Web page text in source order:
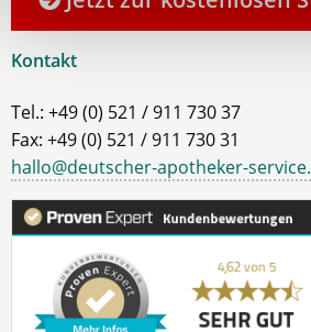
Kontakt
Tel.: +49 (0) 521 / 911 730 37
Fax: +49 (0) 521 / 911 730 31
hallo@deutscher-apotheker-